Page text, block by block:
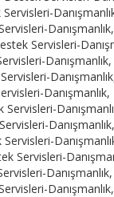
Servisleri-
Servisleri-